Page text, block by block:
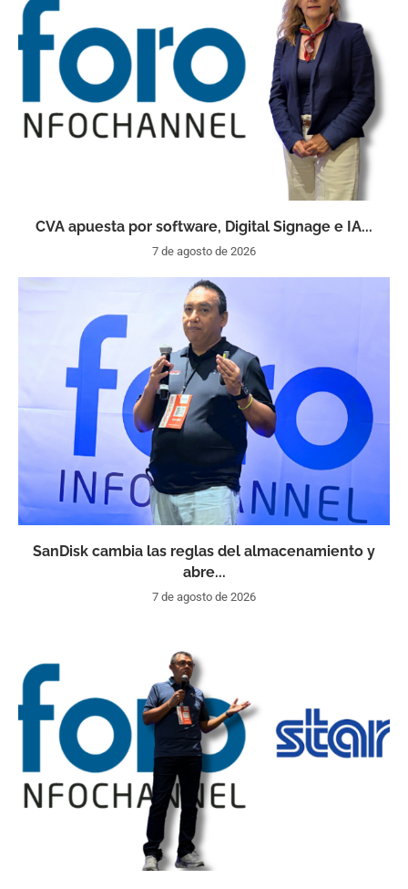
CVA apuesta por software, Digital Signage e IA...
7 de agosto de 2026
SanDisk cambia las reglas del almacenamiento y
abre...
7 de agosto de 2026